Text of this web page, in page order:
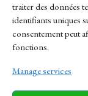
traiter des données
identifiants uniques
consentement peut
fonctions.
Manage services
Contact
Sitemap